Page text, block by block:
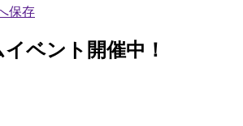
ベント開催中！